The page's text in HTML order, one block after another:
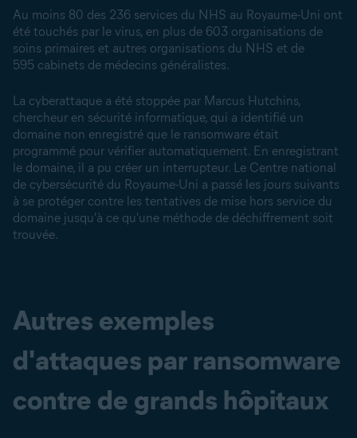
Au moins 80 des 236 services du NHS au Royaume-Uni ont
été touchés par le virus, en plus de 603 organisations de
soins primaires et autres organisations du NHS et de
595 cabinets de médecins généralistes.
La cyberattaque a été stoppée par Marcus Hutchins,
chercheur en sécurité informatique, qui a identifié un
domaine non enregistré que le ransomware était
programmé pour vérifier automatiquement. En enregistrant
le domaine, il a pu créer un interrupteur. Le Centre national
de cybersécurité du Royaume-Uni a passé les jours suivants
à se protéger contre les tentatives de mise hors service du
domaine jusqu'à ce qu'une méthode de déchiffrement soit
trouvée.
Autres exemples
d'attaques par ransomware
contre de grands hôpitaux